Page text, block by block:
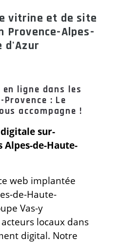
vitrine et de site
Provence-Alpes-
d'Azur
ligne dans les
: Le
accompagne !
sur-
Alpes-de-Haute-
web implantée
de-Haute-
Vas-y
locaux dans
digital. Notre